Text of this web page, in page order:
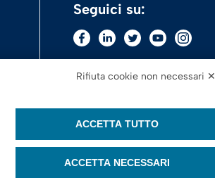
Seguici su:
Rifiuta cookie non necessari ✕
ACCETTA TUTTO
ACCETTA NECESSARI